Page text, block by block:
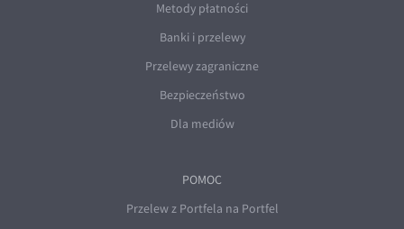
Metody płatności
Banki i przelewy
Przelewy zagraniczne
Bezpieczeństwo
Dla mediów
POMOC
Przelew z Portfela na Portfel